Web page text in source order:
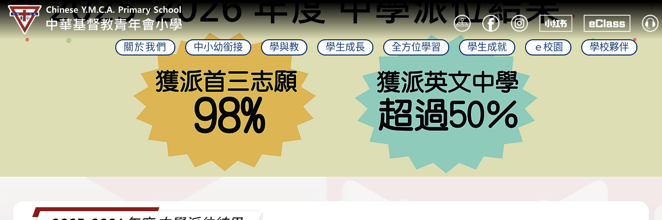
關於我們 中小幼銜接 學與教 學生成長 全方位學習 學生成就 ｅ校園 學校夥伴